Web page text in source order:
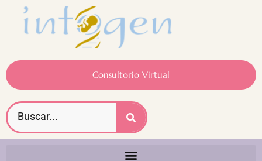
Consultorio Virtual